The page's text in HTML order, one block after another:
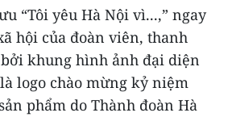
“Tôi yêu Hà Nội vì...,” ngay
hội của đoàn viên, thanh
khung hình ảnh đại diện
logo chào mừng kỷ niệm
phẩm do Thành đoàn Hà